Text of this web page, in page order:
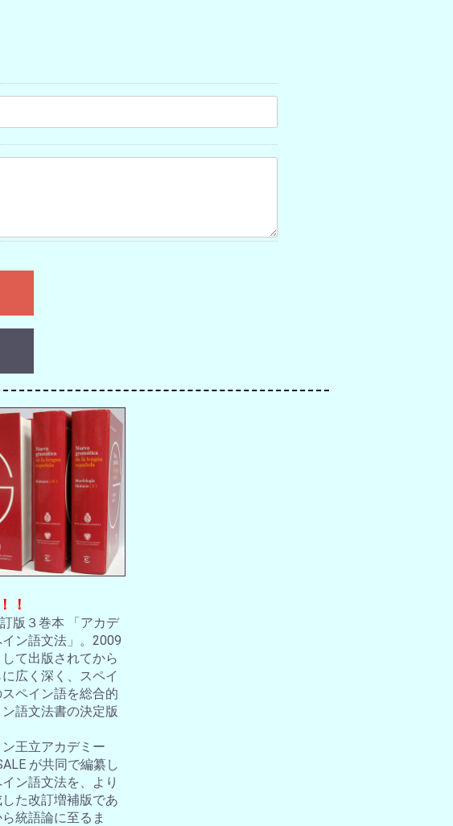
！
版３巻本 「アカデ
イン語文法」。2009
て出版されてから
広く深く、スペイ
ペイン語を総合的
語文法書の決定版
王立アカデミー
が共同で編纂し
ン語文法を、より
た改訂増補版であ
統語論に至るま